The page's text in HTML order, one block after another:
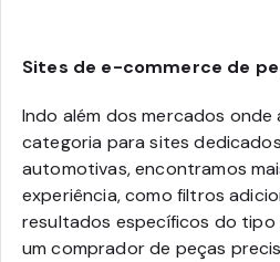
Sites de e-commerce de
Indo além dos mercados
categoria para sites
automotivas, encontramos
experiência, como filtros
resultados específicos do tipo
um comprador de peças